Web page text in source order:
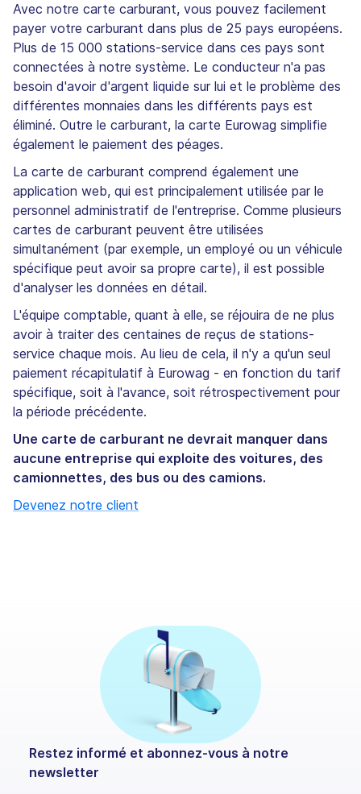
Avec notre carte carburant, vous pouvez facilement
payer votre carburant dans plus de 25 pays européens.
Plus de 15 000 stations-service dans ces pays sont
connectées à notre système. Le conducteur n'a pas
besoin d'avoir d'argent liquide sur lui et le problème des
différentes monnaies dans les différents pays est
éliminé. Outre le carburant, la carte Eurowag simplifie
également le paiement des péages.
La carte de carburant comprend également une
application web, qui est principalement utilisée par le
personnel administratif de l'entreprise. Comme plusieurs
cartes de carburant peuvent être utilisées
simultanément (par exemple, un employé ou un véhicule
spécifique peut avoir sa propre carte), il est possible
d'analyser les données en détail.
L'équipe comptable, quant à elle, se réjouira de ne plus
avoir à traiter des centaines de reçus de stations-
service chaque mois. Au lieu de cela, il n'y a qu'un seul
paiement récapitulatif à Eurowag - en fonction du tarif
spécifique, soit à l'avance, soit rétrospectivement pour
la période précédente.
Une carte de carburant ne devrait manquer dans
aucune entreprise qui exploite des voitures, des
camionnettes, des bus ou des camions.
Devenez notre client
Restez informé et abonnez-vous à notre
newsletter